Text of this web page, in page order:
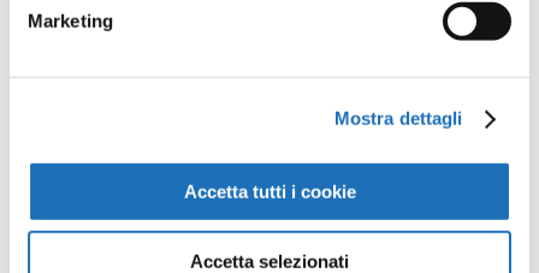
Marketing
Mostra dettagli
Accetta tutti i cookie
Accetta selezionati
Condividi